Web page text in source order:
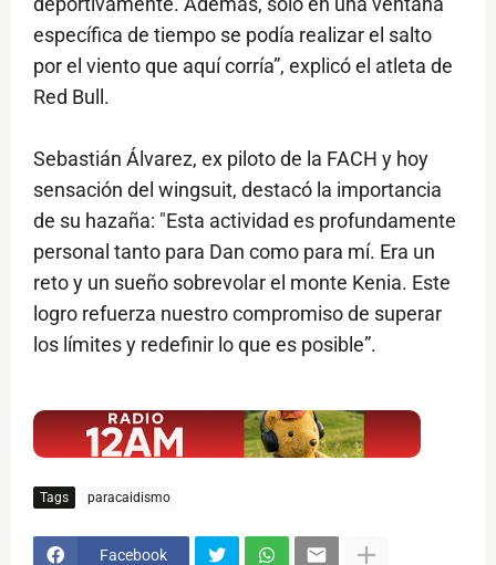
específica de tiempo se podía realizar el salto
por el viento que aquí corría”, explicó el atleta de
Red Bull.
Sebastián Álvarez, ex piloto de la FACH y hoy
sensación del wingsuit, destacó la importancia
de su hazaña: "Esta actividad es profundamente
personal tanto para Dan como para mí. Era un
reto y un sueño sobrevolar el monte Kenia. Este
logro refuerza nuestro compromiso de superar
los límites y redefinir lo que es posible”.
Tags paracaidismo
Facebook